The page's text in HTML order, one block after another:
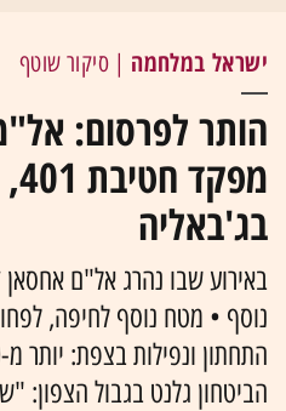
ישראל במלחמה | סיקור שוטף
הותר לפרסום:
בג'באליה
באירוע שבו נהרג אל"ם
נוסף • מטח נוסף לחיפה,
הביטחון גלנט בגבול הצפון: